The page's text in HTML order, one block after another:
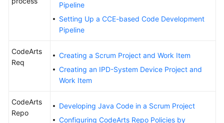
API
FAQs
Pipeline
Setting Up a CCE-based Code Development
Pipeline
CodeArts
Req
Creating a Scrum Project and Work Item
Creating an IPD-System Device Project and
Work Item
CodeArts
Repo
Developing Java Code in a Scrum Project
Configuring CodeArts Repo Policies by